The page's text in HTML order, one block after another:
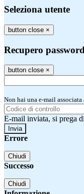
Seleziona utente
button close ×
Recupero password
button close ×
Non hai una e-mail
E-mail inviata, si prega
Errore
Chiudi
Successo
Chiudi